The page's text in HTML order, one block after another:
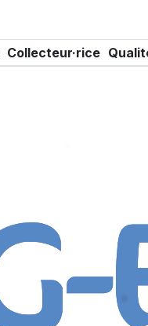
Collecteur·rice